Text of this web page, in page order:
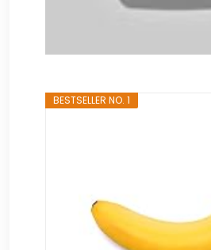
BESTSELLER NO. 1